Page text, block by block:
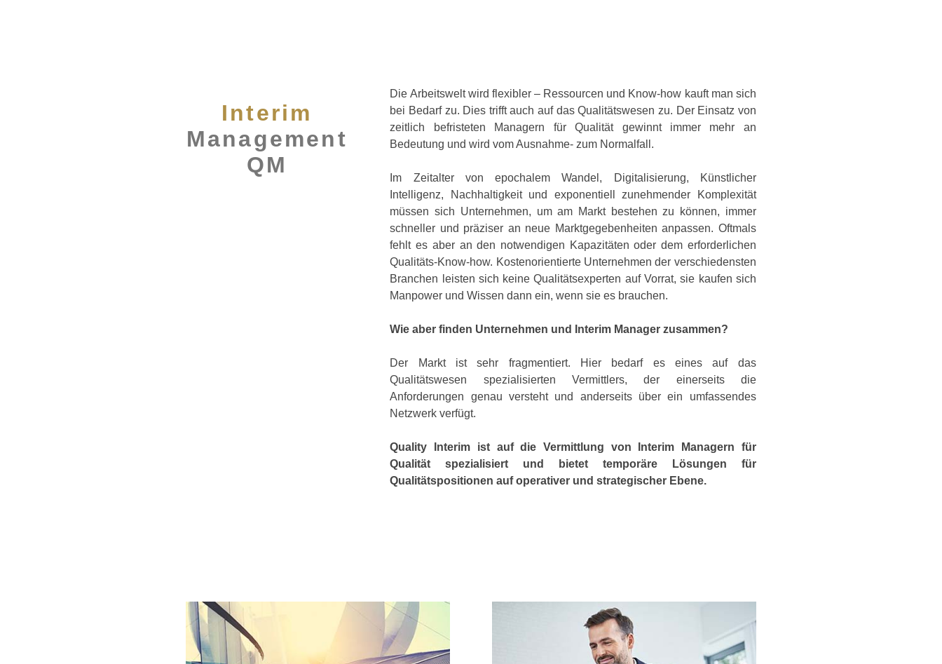
Interim
Management
QM
Die Arbeitswelt wird flexibler – Ressourcen und Know-how kauft man sich
bei Bedarf zu. Dies trifft auch auf das Qualitätswesen zu. Der Einsatz von
zeitlich befristeten Managern für Qualität gewinnt immer mehr an
Bedeutung und wird vom Ausnahme- zum Normalfall.
Im Zeitalter von epochalem Wandel, Digitalisierung, Künstlicher
Intelligenz, Nachhaltigkeit und exponentiell zunehmender Komplexität
müssen sich Unternehmen, um am Markt bestehen zu können, immer
schneller und präziser an neue Marktgegebenheiten anpassen. Oftmals
fehlt es aber an den notwendigen Kapazitäten oder dem erforderlichen
Qualitäts-Know-how. Kostenorientierte Unternehmen der verschiedensten
Branchen leisten sich keine Qualitätsexperten auf Vorrat, sie kaufen sich
Manpower und Wissen dann ein, wenn sie es brauchen.
Wie aber finden Unternehmen und Interim Manager zusammen?
Der Markt ist sehr fragmentiert. Hier bedarf es eines auf das
Qualitätswesen spezialisierten Vermittlers, der einerseits die
Anforderungen genau versteht und anderseits über ein umfassendes
Netzwerk verfügt.
Quality Interim ist auf die Vermittlung von Interim Managern für
Qualität spezialisiert und bietet temporäre Lösungen für
Qualitätspositionen auf operativer und strategischer Ebene.